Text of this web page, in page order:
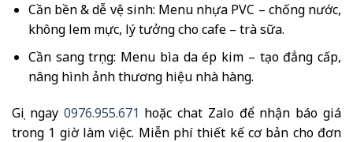
Cần bền & dễ vệ sinh: Menu nhựa PVC – chống nước,
không lem mực, lý tưởng cho cafe – trà sữa.
Cần sang trọng: Menu bìa da ép kim – tạo đẳng cấp,
nâng hình ảnh thương hiệu nhà hàng.
Gọi ngay 0976.955.671 hoặc chat Zalo để nhận báo giá
trong 1 giờ làm việc. Miễn phí thiết kế cơ bản cho đơn